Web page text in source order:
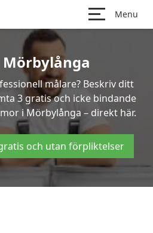
Menu
målare? Beskriv ditt
3 gratis och icke bindande
i Mörbylånga – direkt här.
och utan förpliktelser